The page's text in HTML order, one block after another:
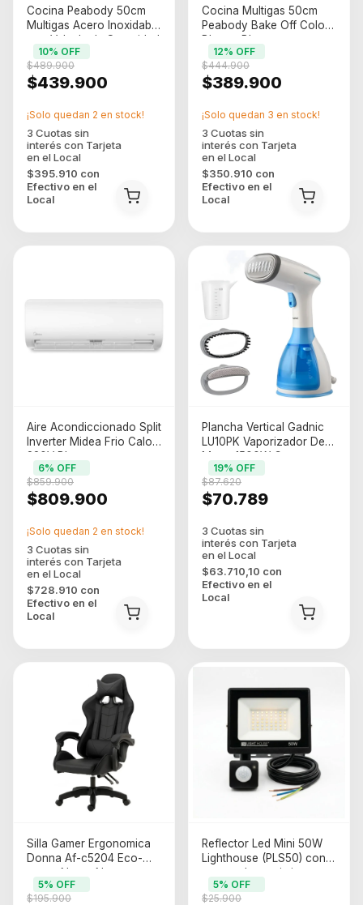
Cocina Peabody 50cm
Multigas Acero Inoxidable
con Valvula de Seguridad
(4303)
$439.900
$489.900
10% OFF
$395.910 con
Efectivo en el
Local
¡Solo quedan 2 en stock!
Cocina Multigas 50cm
Peabody Bake Off Color
Blanco Blanco
$389.900
$444.900
12% OFF
$350.910 con
Efectivo en el
Local
¡Solo quedan 3 en stock!
Aire Acondiccionado Split
Inverter Midea Frio Calor
220V Blanco
$809.900
$859.900
6% OFF
$728.910 con
Efectivo en el
Local
¡Solo quedan 2 en stock!
Plancha Vertical Gadnic
LU10PK Vaporizador De
Mano 1500W Con
Accesorios (VAP00002)
$70.789
$87.620
19% OFF
$63.710,10 con
Efectivo en el
Local
Silla Gamer Ergonomica
Donna Af-c5204 Eco-
cuero Negra Negro
Cuero Sintetico
$195.900
5% OFF
Reflector Led Mini 50W
Lighthouse (PLS50) con
sensor de movimiento
$25.900
5% OFF